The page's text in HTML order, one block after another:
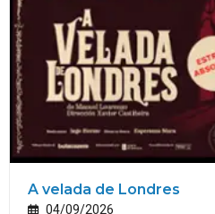
A velada de Londres